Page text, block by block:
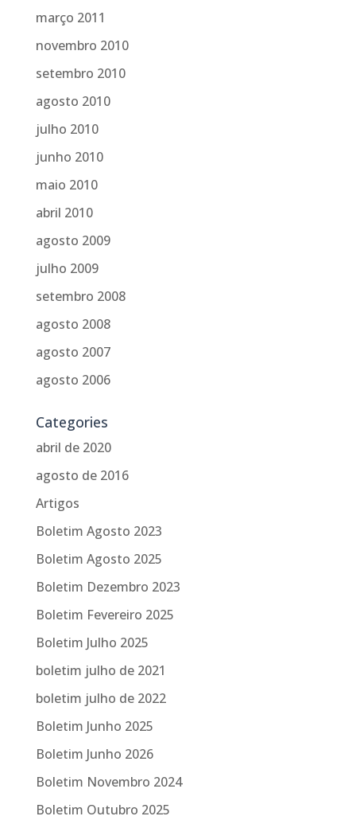
março 2011
novembro 2010
setembro 2010
agosto 2010
julho 2010
junho 2010
maio 2010
abril 2010
agosto 2009
julho 2009
setembro 2008
agosto 2008
agosto 2007
agosto 2006
Categories
abril de 2020
agosto de 2016
Artigos
Boletim Agosto 2023
Boletim Agosto 2025
Boletim Dezembro 2023
Boletim Fevereiro 2025
Boletim Julho 2025
boletim julho de 2021
boletim julho de 2022
Boletim Junho 2025
Boletim Junho 2026
Boletim Novembro 2024
Boletim Outubro 2025